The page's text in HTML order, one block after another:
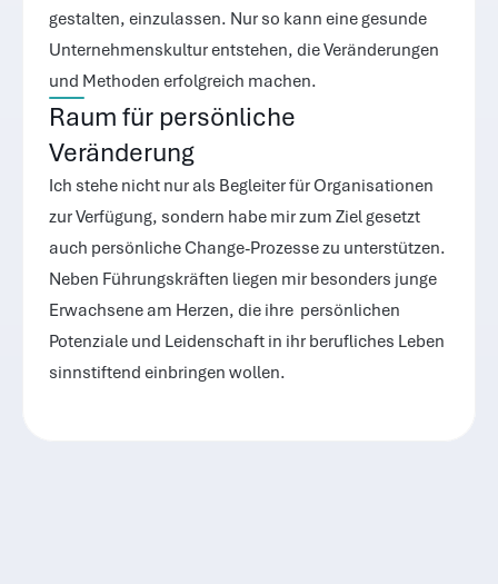
gestalten, einzulassen. Nur so kann eine gesunde
Unternehmenskultur entstehen, die Veränderungen
und Methoden erfolgreich machen.
Raum für persönliche
Veränderung
Ich stehe nicht nur als Begleiter für Organisationen
zur Verfügung, sondern habe mir zum Ziel gesetzt
auch persönliche Change-Prozesse zu unterstützen.
Neben Führungskräften liegen mir besonders junge
Erwachsene am Herzen, die ihre  persönlichen
Potenziale und Leidenschaft in ihr berufliches Leben
sinnstiftend einbringen wollen.